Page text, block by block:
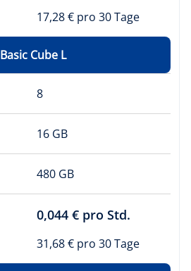
17,28 € pro 30 Tage
Basic Cube L
8
16 GB
480 GB
0,044 € pro Std.
31,68 € pro 30 Tage